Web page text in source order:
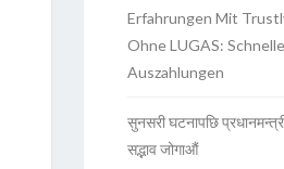
Erfahrungen Mit
Ohne LUGAS:
Auszahlungen
सुनसरी घटनापछि
सद्भाव जोगाऔं